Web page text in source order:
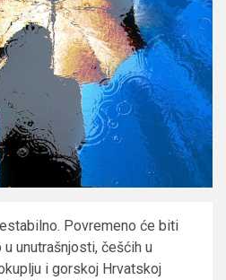
Povremeno će biti
unutrašnjosti, češćih u
i gorskoj Hrvatskoj